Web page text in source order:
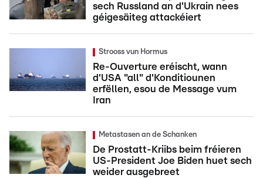
sech Russland an d'Ukrain nees
géigesäiteg attackéiert
Strooss vun Hormus
Re-Ouverture eréischt, wann
d'USA "all" d'Konditiounen
erfëllen, esou de Message vum
Iran
Metastasen an de Schanken
De Prostatt-Kriibs beim fréieren
US-President Joe Biden huet sech
weider ausgebreet